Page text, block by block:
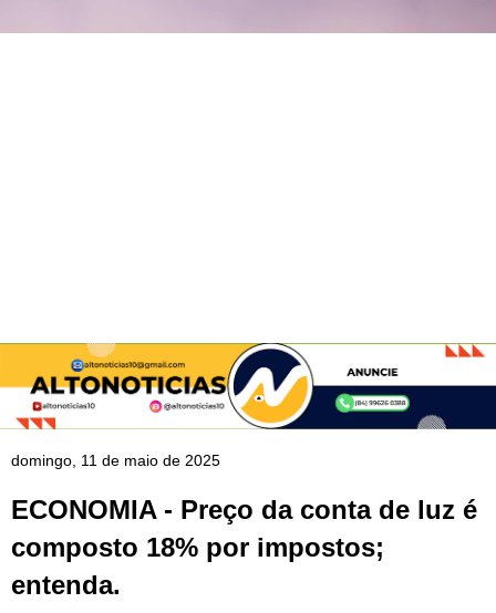
domingo, 11 de maio de 2025
ECONOMIA - Preço da conta de luz é
composto 18% por impostos;
entenda.